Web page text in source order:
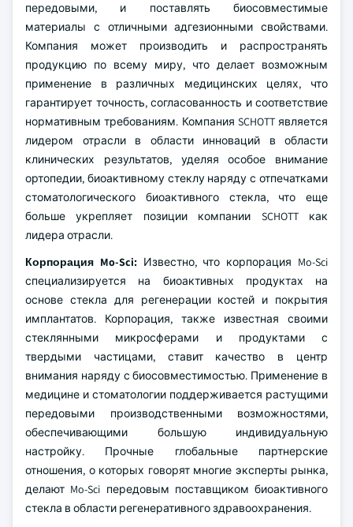
передовыми, и поставлять биосовместимые
материалы с отличными адгезионными свойствами.
Компания может производить и распространять
продукцию по всему миру, что делает возможным
применение в различных медицинских целях, что
гарантирует точность, согласованность и соответствие
нормативным требованиям. Компания SCHOTT является
лидером отрасли в области инноваций в области
клинических результатов, уделяя особое внимание
ортопедии, биоактивному стеклу наряду с отпечатками
стоматологического биоактивного стекла, что еще
больше укрепляет позиции компании SCHOTT как
лидера отрасли.
Корпорация Mo-Sci: Известно, что корпорация Mo-Sci
специализируется на биоактивных продуктах на
основе стекла для регенерации костей и покрытия
имплантатов. Корпорация, также известная своими
стеклянными микросферами и продуктами с
твердыми частицами, ставит качество в центр
внимания наряду с биосовместимостью. Применение в
медицине и стоматологии поддерживается растущими
передовыми производственными возможностями,
обеспечивающими большую индивидуальную
настройку. Прочные глобальные партнерские
отношения, о которых говорят многие эксперты рынка,
делают Mo-Sci передовым поставщиком биоактивного
стекла в области регенеративного здравоохранения.